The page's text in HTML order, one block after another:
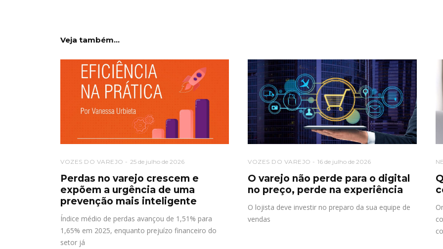
Veja também...
VOZES DO VAREJO 25 de julho de 2026
Perdas no varejo crescem e
expõem a urgência de uma
prevenção mais inteligente
Índice médio de perdas avançou de 1,51% para
1,65% em 2025, enquanto prejuízo financeiro do
setor já
VOZES DO VAREJO 16 de julho de 2026
O varejo não perde para o digital
no preço, perde na experiência
O lojista deve investir no preparo da sua equipe de
vendas